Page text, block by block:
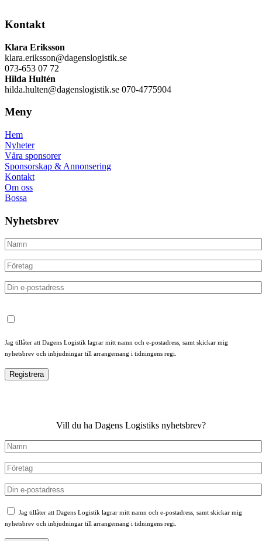
Kontakt
Klara Eriksson
klara.eriksson@dagenslogistik.se
073-653 07 72
Hilda Hultén
hilda.hulten@dagenslogistik.se 070-4775904
Meny
Hem
Nyheter
Våra sponsorer
Sponsorskap & Annonsering
Kontakt
Om oss
Bossa
Nyhetsbrev
Jag tillåter att Dagens Logistik lagrar mitt namn och e-postadress, samt skickar mig
nyhetsbrev och inbjudningar till arrangemang i tidningens regi.
Vill du ha Dagens Logistiks nyhetsbrev?
Jag tillåter att Dagens Logistik lagrar mitt namn och e-postadress, samt skickar mig
nyhetsbrev och inbjudningar till arrangemang i tidningens regi.